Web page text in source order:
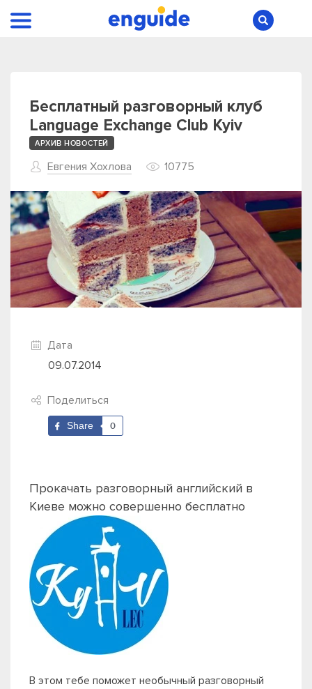
Бесплатный разговорный клуб
Language Exchange Club Kyiv
АРХИВ НОВОСТЕЙ
Евгения Хохлова 10775
Дата
09.07.2014
Поделиться
Share 0
Прокачать разговорный английский в
Киеве можно совершенно бесплатно
В этом тебе поможет необычный разговорный